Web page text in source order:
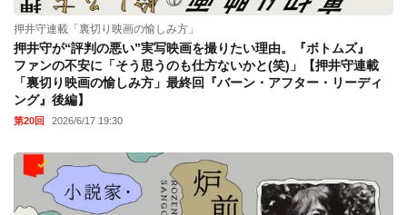
押井守連載「裏切り映画の愉しみ方」
押井守が“評判の悪い”実写映画を撮りたい理由。『ボトムズ』
ファンの不安に「そう思うのも仕方ないかと(笑)」【押井守連載
「裏切り映画の愉しみ方」最終回『バーン・アフター・リーディ
ング』後編】
第20回 2026/6/17 19:30